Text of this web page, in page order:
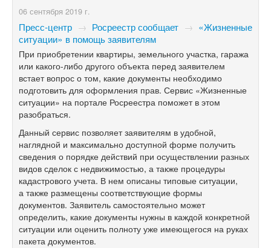
06 сентября 2019 г.
Пресс-центр → Росреестр сообщает → «Жизненные
ситуации» в помощь заявителям
При приобретении квартиры, земельного участка, гаража
или какого-либо другого объекта перед заявителем
встает вопрос о том, какие документы необходимо
подготовить для оформления прав. Сервис «Жизненные
ситуации» на портале Росреестра поможет в этом
разобраться.
Данный сервис позволяет заявителям в удобной,
наглядной и максимально доступной форме получить
сведения о порядке действий при осуществлении разных
видов сделок с недвижимостью, а также процедуры
кадастрового учета. В нем описаны типовые ситуации,
а также размещены соответствующие формы
документов. Заявитель самостоятельно может
определить, какие документы нужны в каждой конкретной
ситуации или оценить полноту уже имеющегося на руках
пакета документов.